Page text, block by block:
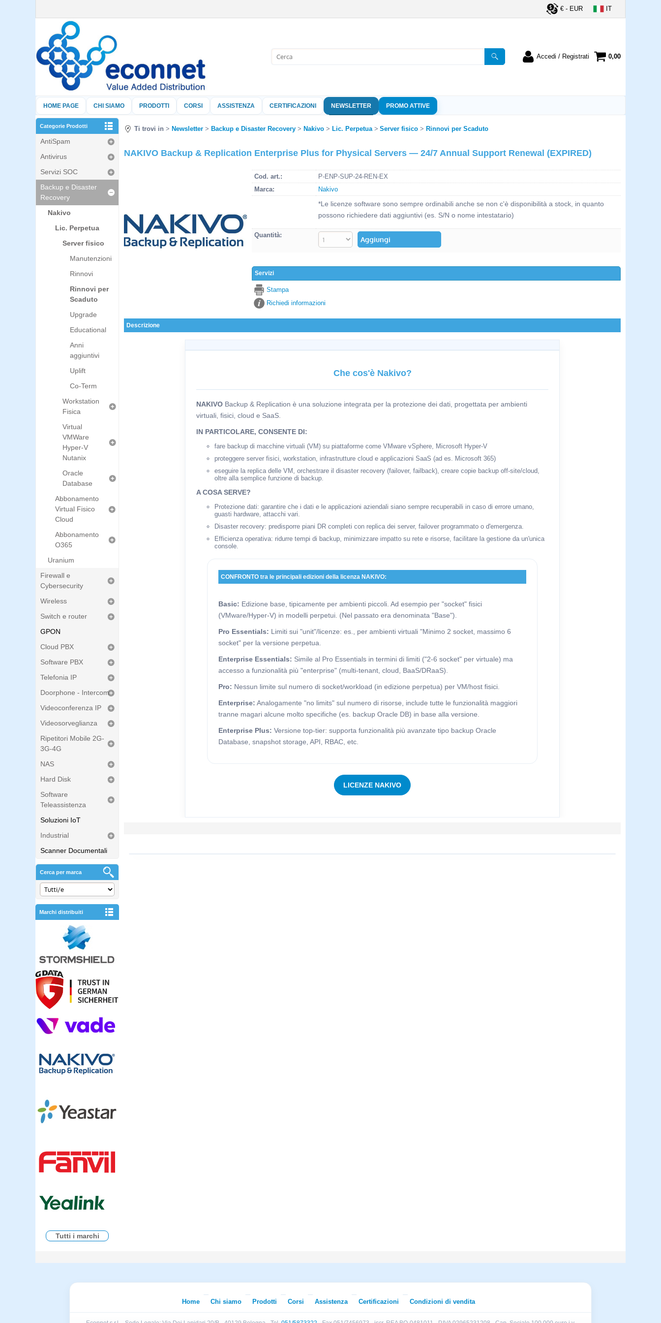
€ - EUR IT
Accedi / Registrati
nome utente e la password e poi
clicca sul pulsante "Accedi"
Password:
Hai perso la password?
0,00
HOME PAGE CHI SIAMO PRODOTTI CORSI ASSISTENZA CERTIFICAZIONI NEWSLETTER PROMO ATTIVE
Categorie Prodotti
AntiSpam
Antivirus
Servizi SOC
Backup e Disaster
Recovery
Nakivo
Lic. Perpetua
Server fisico
Manutenzioni
Rinnovi
Rinnovi per
Scaduto
Upgrade
Educational
Anni
aggiuntivi
Uplift
Co-Term
Workstation
Fisica
Virtual
VMWare
Hyper-V
Nutanix
Oracle
Database
Abbonamento
Virtual Fisico
Cloud
Abbonamento
O365
Uranium
Firewall e
Cybersecurity
Wireless
Switch e router
GPON
Cloud PBX
Software PBX
Telefonia IP
Doorphone - Intercom
Videoconferenza IP
Videosorveglianza
Ripetitori Mobile 2G-
3G-4G
NAS
Hard Disk
Software
Teleassistenza
Soluzioni IoT
Industrial
Scanner Documentali
Cerca per marca
Marchi distribuiti
Tutti i marchi
Ti trovi in Newsletter Backup e Disaster Recovery Nakivo Lic. Perpetua Server fisico Rinnovi per Scaduto
NAKIVO Backup & Replication Enterprise Plus for Physical Servers — 24/7 Annual Support Renewal (EXPIRED)
Cod. art.:
P-ENP-SUP-24-REN-EX
Marca:
Nakivo
*Le licenze software sono sempre ordinabili anche se non c'è disponibilità a stock, in quanto
possono richiedere dati aggiuntivi (es. S/N o nome intestatario)
Quantità:
Servizi
Stampa
Richiedi informazioni
Descrizione
Che cos'è Nakivo?
NAKIVO Backup & Replication è una soluzione integrata per la protezione dei dati, progettata per ambienti
virtuali, fisici, cloud e SaaS.
IN PARTICOLARE, CONSENTE DI:
fare backup di macchine virtuali (VM) su piattaforme come VMware vSphere, Microsoft Hyper-V
proteggere server fisici, workstation, infrastrutture cloud e applicazioni SaaS (ad es. Microsoft 365)
eseguire la replica delle VM, orchestrare il disaster recovery (failover, failback), creare copie backup off-site/cloud,
oltre alla semplice funzione di backup.
A COSA SERVE?
Protezione dati: garantire che i dati e le applicazioni aziendali siano sempre recuperabili in caso di errore umano,
guasti hardware, attacchi vari.
Disaster recovery: predisporre piani DR completi con replica dei server, failover programmato o d'emergenza.
Efficienza operativa: ridurre tempi di backup, minimizzare impatto su rete e risorse, facilitare la gestione da un'unica
console.
CONFRONTO tra le principali edizioni della licenza NAKIVO:
Basic: Edizione base, tipicamente per ambienti piccoli. Ad esempio per "socket" fisici
(VMware/Hyper-V) in modelli perpetui. (Nel passato era denominata "Base").
Pro Essentials: Limiti sui "unit"/licenze: es., per ambienti virtuali "Minimo 2 socket, massimo 6
socket" per la versione perpetua.
Enterprise Essentials: Simile al Pro Essentials in termini di limiti ("2-6 socket" per virtuale) ma
accesso a funzionalità più "enterprise" (multi-tenant, cloud, BaaS/DRaaS).
Pro: Nessun limite sul numero di socket/workload (in edizione perpetua) per VM/host fisici.
Enterprise: Analogamente "no limits" sul numero di risorse, include tutte le funzionalità maggiori
tranne magari alcune molto specifiche (es. backup Oracle DB) in base alla versione.
Enterprise Plus: Versione top-tier: supporta funzionalità più avanzate tipo backup Oracle
Database, snapshot storage, API, RBAC, etc.
LICENZE NAKIVO
Home Chi siamo Prodotti Corsi Assistenza Certificazioni Condizioni di vendita